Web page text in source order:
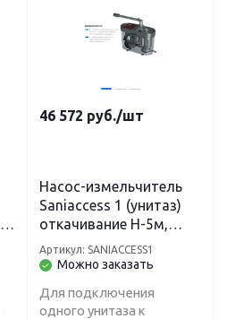
46 572 руб./шт
Насос-измельчитель
Saniaccess 1 (унитаз)
откачивание H-5м,
L100 м
Можно заказать
Артикул: SANIACCESS1
Для подключения
одного унитаза к